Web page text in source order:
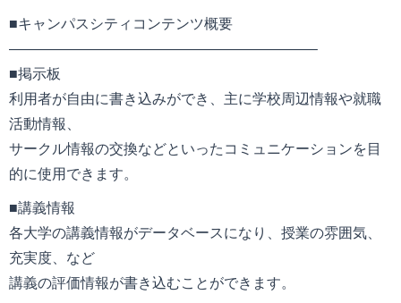
■キャンパスシティコンテンツ概要
—————————————————————–
■掲示板
利用者が自由に書き込みができ、主に学校周辺情報や就職
活動情報、
サークル情報の交換などといったコミュニケーションを目
的に使用できます。
■講義情報
各大学の講義情報がデータベースになり、授業の雰囲気、
充実度、など
講義の評価情報が書き込むことができます。